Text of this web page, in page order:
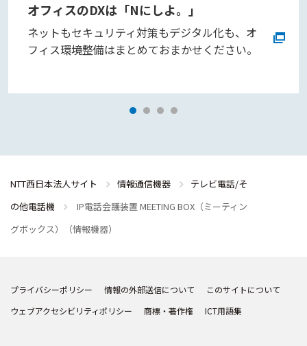
オフィスのDXは「Nにしよ。」
ネットもセキュリティ対策もデジタル化も、オ
フィス環境整備はまとめておまかせください。
NTT西日本法人サイト 情報通信機器
テレビ電話/そ
の他電話機
IP電話会議装置 MEETING BOX（ミーティン
グボックス）（情報機器）
プライバシーポリシー 情報の外部送信について
このサイトについて
ウェブアクセシビリティポリシー
商標・著作権 ICT用語集